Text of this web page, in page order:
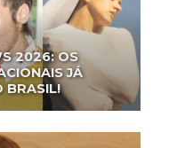
2026: OS
JÁ
BRASIL!